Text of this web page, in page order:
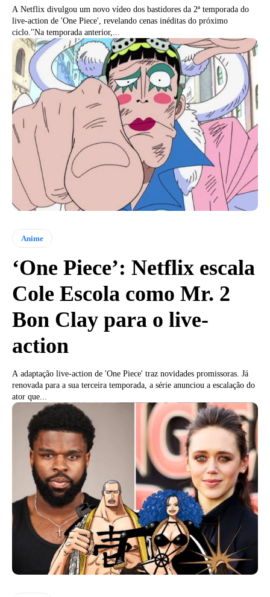
A Netflix divulgou um novo vídeo dos bastidores da 2ª temporada do
live-action de 'One Piece', revelando cenas inéditas do próximo
ciclo."Na temporada anterior,...
Anime
‘One Piece’: Netflix escala
Cole Escola como Mr. 2
Bon Clay para o live-
action
A adaptação live-action de 'One Piece' traz novidades promissoras. Já
renovada para a sua terceira temporada, a série anunciou a escalação do
ator que...